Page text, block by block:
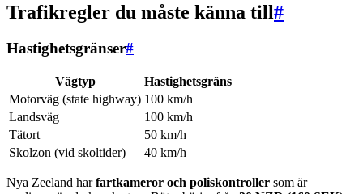
Trafikregler du måste känna till#
Hastighetsgränser#
Vägtyp
Hastighetsgräns
Motorväg (state highway) 100 km/h
Landsväg
100 km/h
Tätort
50 km/h
Skolzon (vid skoltider)
40 km/h
Nya Zeeland harfartkameror och poliskontroller som är